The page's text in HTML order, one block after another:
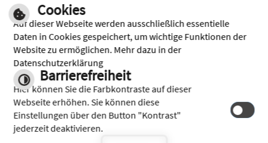
Facebook
Instagram
Cookies
Auf dieser Webseite werden ausschließlich essentielle
Daten in Cookies gespeichert, um wichtige Funktionen der
Website zu ermöglichen. Mehr dazu in der
Datenschutzerklärung
Barrierefreiheit
Hier können Sie die Farbkontraste auf dieser
Webseite erhöhen. Sie können diese
Einstellungen über den Button "Kontrast"
jederzeit deaktivieren.